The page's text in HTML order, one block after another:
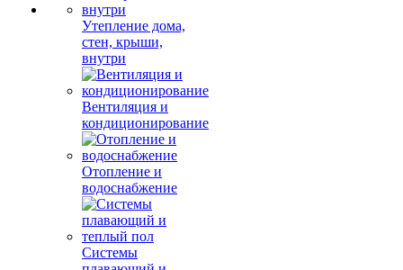
Утепление дома,
стен, крыши,
внутри
Вентиляция и
кондиционирование
Отопление и
водоснабжение
Системы